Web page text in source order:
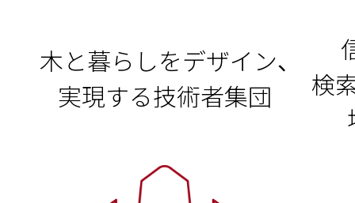
木と暮らしをデザイン、
実現する技術者集団
検